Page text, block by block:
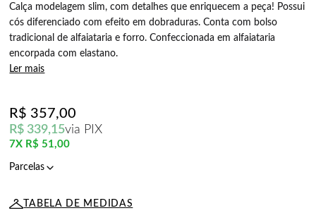
Calça modelagem slim, com detalhes que enriquecem a peça! Possui
cós diferenciado com efeito em dobraduras. Conta com bolso
tradicional de alfaiataria e forro. Confeccionada em alfaiataria
encorpada com elastano.
Ler mais
R$ 339,15via PIX
R$ 357,00
7X R$ 51,00
TABELA DE MEDIDAS